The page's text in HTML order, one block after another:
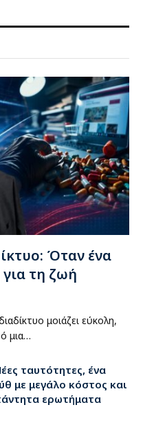
Όταν ένα
για τη ζωή
μοιάζει εύκολη,
μια…
ταυτότητες, ένα
με μεγάλο κόστος και
ερωτήματα